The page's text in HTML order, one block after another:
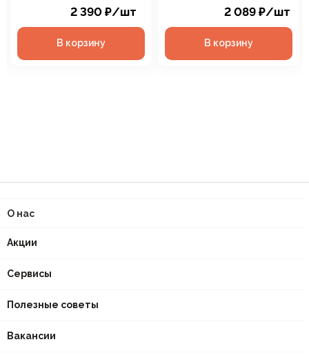
2 390 ₽/шт
В корзину
2 089 ₽/шт
В корзину
О нас
Акции
Сервисы
Полезные советы
Вакансии